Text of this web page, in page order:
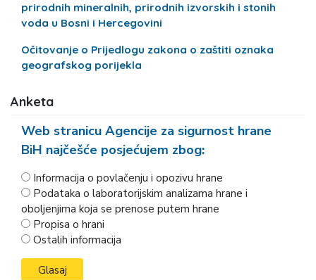
prirodnih mineralnih, prirodnih izvorskih i stonih
voda u Bosni i Hercegovini
Očitovanje o Prijedlogu zakona o zaštiti oznaka
geografskog porijekla
Anketa
Web stranicu Agencije za sigurnost hrane
BiH najčešće posjećujem zbog:
Informacija o povlačenju i opozivu hrane
Podataka o laboratorijskim analizama hrane i
oboljenjima koja se prenose putem hrane
Propisa o hrani
Ostalih informacija